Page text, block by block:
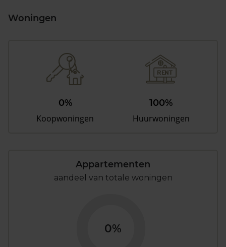
Woningen
0%
Koopwoningen
100%
Huurwoningen
Appartementen
aandeel van totale woningen
0%